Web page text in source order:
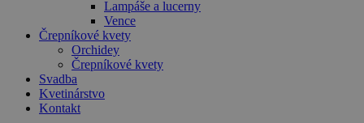
Lampáše a lucerny
Vence
Črepníkové kvety
Orchidey
Črepníkové kvety
Svadba
Kvetinárstvo
Kontakt